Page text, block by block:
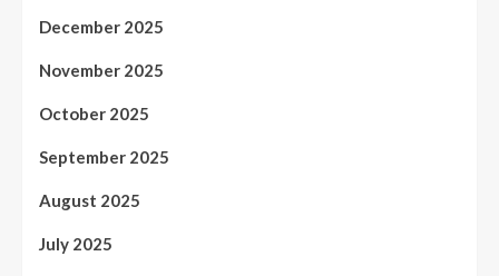
December 2025
November 2025
October 2025
September 2025
August 2025
July 2025